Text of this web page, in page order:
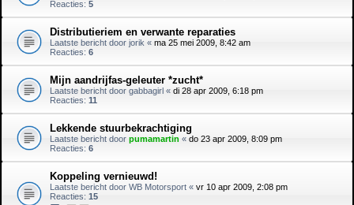
Reacties: 5
Distributieriem en verwante reparaties
Laatste bericht door jorik « ma 25 mei 2009, 8:42 am
Reacties: 6
Mijn aandrijfas-geleuter *zucht*
Laatste bericht door gabbagirl « di 28 apr 2009, 6:18 pm
Reacties: 11
Lekkende stuurbekrachtiging
Laatste bericht door pumamartin « do 23 apr 2009, 8:09 pm
Reacties: 6
Koppeling vernieuwd!
Laatste bericht door WB Motorsport « vr 10 apr 2009, 2:08 pm
Reacties: 15